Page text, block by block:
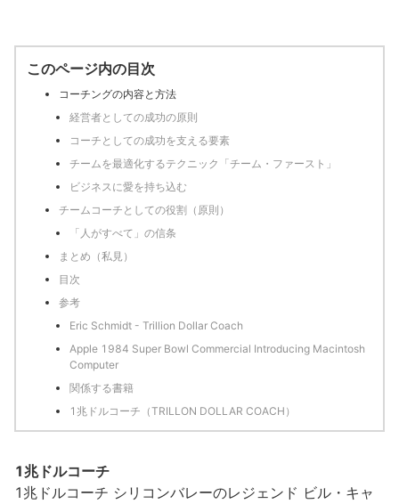
このページ内の目次
コーチングの内容と方法
経営者としての成功の原則
コーチとしての成功を支える要素
チームを最適化するテクニック「チーム・ファースト」
ビジネスに愛を持ち込む
チームコーチとしての役割（原則）
「人がすべて」の信条
まとめ（私見）
目次
参考
Eric Schmidt - Trillion Dollar Coach
Apple 1984 Super Bowl Commercial Introducing Macintosh
Computer
関係する書籍
1兆ドルコーチ（TRILLON DOLLAR COACH）
1兆ドルコーチ
1兆ドルコーチ シリコンバレーのレジェンド ビル・キャ